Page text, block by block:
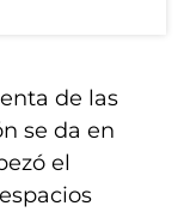
de las
se da en
el